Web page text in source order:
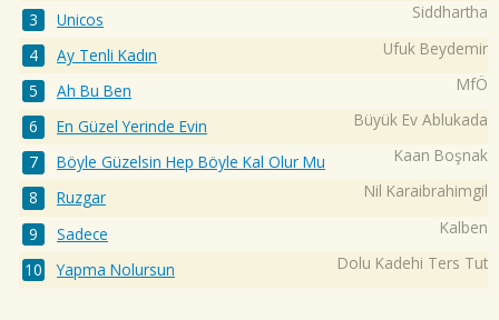
Unicos Siddhartha
Ay Tenli Kadın Ufuk Beydemir
Ah Bu Ben MfÖ
En Güzel Yerinde Evin Büyük Ev Ablukada
Böyle Güzelsin Hep Böyle Kal Olur Mu Kaan Boşnak
Ruzgar Nil Karaibrahimgil
Sadece Kalben
Yapma Nolursun Dolu Kadehi Ters Tut